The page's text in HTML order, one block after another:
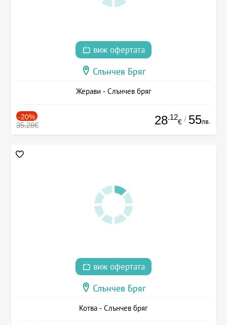
виж офертата
Слънчев Бряг
Жерави - Слънчев бряг
-20%
35.28€ 28.12
€ / 55лв.
виж офертата
Слънчев Бряг
Котва - Слънчев бряг